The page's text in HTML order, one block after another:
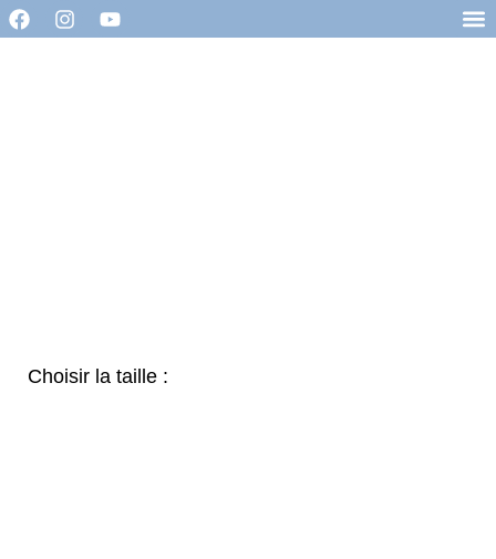
Choisir la taille :